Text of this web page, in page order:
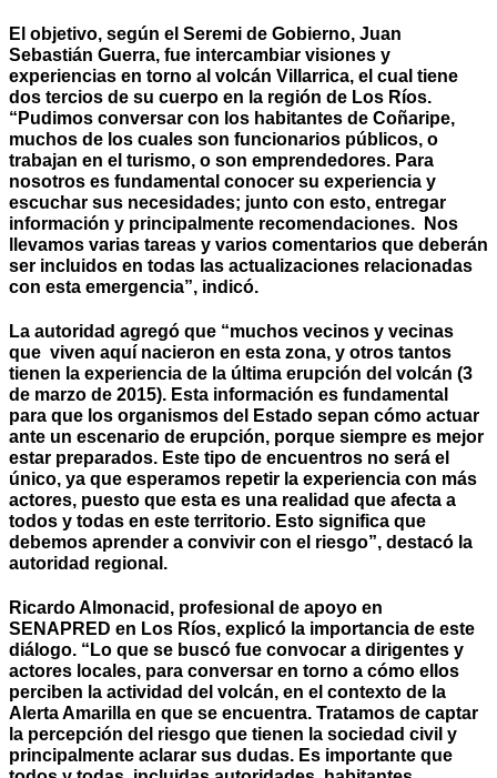
El objetivo, según el Seremi de Gobierno, Juan
Sebastián Guerra, fue intercambiar visiones y
experiencias en torno al volcán Villarrica, el cual tiene
dos tercios de su cuerpo en la región de Los Ríos.
“Pudimos conversar con los habitantes de Coñaripe,
muchos de los cuales son funcionarios públicos, o
trabajan en el turismo, o son emprendedores. Para
nosotros es fundamental conocer su experiencia y
escuchar sus necesidades; junto con esto, entregar
información y principalmente recomendaciones. Nos
llevamos varias tareas y varios comentarios que deberán
ser incluidos en todas las actualizaciones relacionadas
con esta emergencia”, indicó.
La autoridad agregó que “muchos vecinos y vecinas
que viven aquí nacieron en esta zona, y otros tantos
tienen la experiencia de la última erupción del volcán (3
de marzo de 2015). Esta información es fundamental
para que los organismos del Estado sepan cómo actuar
ante un escenario de erupción, porque siempre es mejor
estar preparados. Este tipo de encuentros no será el
único, ya que esperamos repetir la experiencia con más
actores, puesto que esta es una realidad que afecta a
todos y todas en este territorio. Esto significa que
debemos aprender a convivir con el riesgo”, destacó la
autoridad regional.
Ricardo Almonacid, profesional de apoyo en
SENAPRED en Los Ríos, explicó la importancia de este
diálogo. “Lo que se buscó fue convocar a dirigentes y
actores locales, para conversar en torno a cómo ellos
perciben la actividad del volcán, en el contexto de la
Alerta Amarilla en que se encuentra. Tratamos de captar
la percepción del riesgo que tienen la sociedad civil y
principalmente aclarar sus dudas. Es importante que